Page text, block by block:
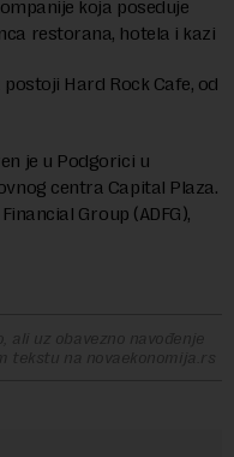
koja poseduje
restorana, hotela i kazi
Hard Rock Cafe, od
je u Podgorici u
centra Capital Plaza.
Group (ADFG),
ali uz obavezno navođenje
tekstu na novaekonomija.rs